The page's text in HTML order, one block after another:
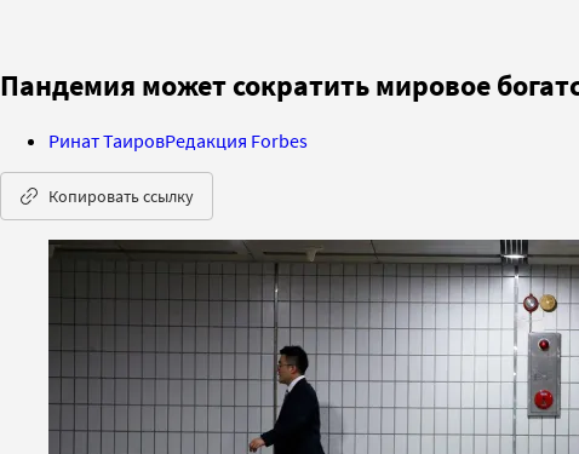
Пандемия может сократить мировое
Ринат ТаировРедакция Forbes
Копировать ссылку